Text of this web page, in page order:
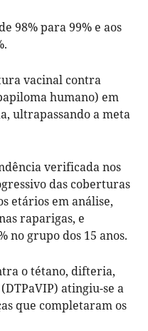
98% para 99% e aos
vacinal contra
humano) em
ultrapassando a meta
verificada nos
das coberturas
etários em análise,
raparigas, e
no grupo dos 15 anos.
o tétano, difteria,
atingiu-se a
que completaram os